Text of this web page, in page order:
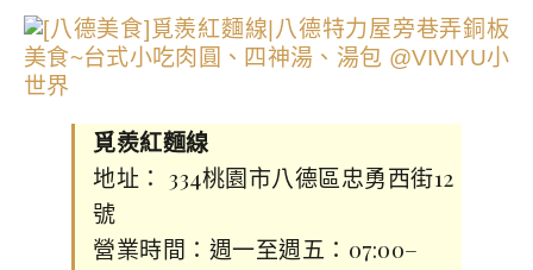
覓羨紅麵線
地址： 334桃園市八德區忠勇西街12
號
營業時間：週一至週五：07:00–